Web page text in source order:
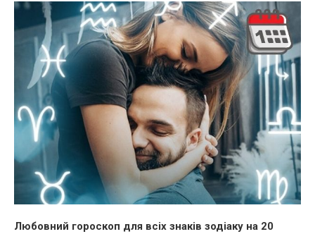
Любовний гороскоп для всіх знаків зодіаку на 20